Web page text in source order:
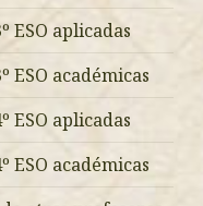
ESO aplicadas
ESO académicas
ESO aplicadas
ESO académicas